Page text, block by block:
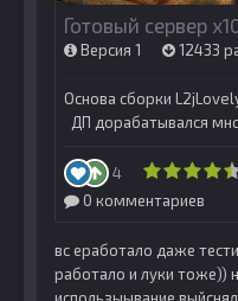
вс еработало даже
работало и луки тоже))